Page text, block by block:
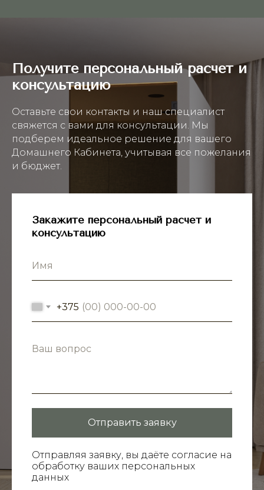
Получите персональный расчет и
консультацию
Оставьте свои контакты и наш специалист
свяжется с вами для консультации. Мы
подберем идеальное решение для вашего
Домашнего Кабинета, учитывая все пожелания
и бюджет.
Закажите персональный расчет и
консультацию
+375
Отправить заявку
Отправляя заявку, вы даёте согласие на
обработку ваших персональных
данных